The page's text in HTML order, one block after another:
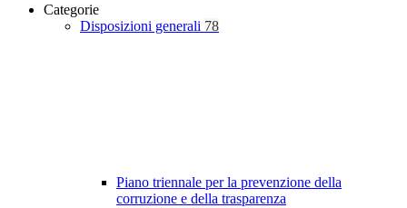
Categorie
Disposizioni generali 78
Piano triennale per la prevenzione della
corruzione e della trasparenza